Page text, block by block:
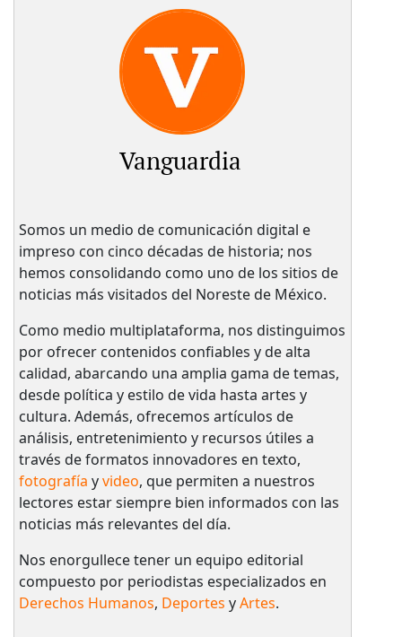
Vanguardia
Somos un medio de comunicación digital e
impreso con cinco décadas de historia; nos
hemos consolidando como uno de los sitios de
noticias más visitados del Noreste de México.
Como medio multiplataforma, nos distinguimos
por ofrecer contenidos confiables y de alta
calidad, abarcando una amplia gama de temas,
desde política y estilo de vida hasta artes y
cultura. Además, ofrecemos artículos de
análisis, entretenimiento y recursos útiles a
través de formatos innovadores en texto,
fotografía yvideo, que permiten a nuestros
lectores estar siempre bien informados con las
noticias más relevantes del día.
Nos enorgullece tener un equipo editorial
compuesto por periodistas especializados en
Derechos Humanos, Deportes yArtes.